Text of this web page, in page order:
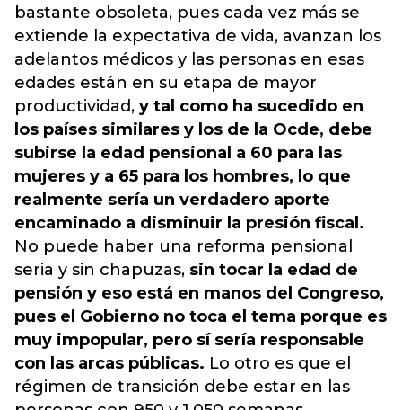
bastante obsoleta, pues cada vez más se
extiende la expectativa de vida, avanzan los
adelantos médicos y las personas en esas
edades están en su etapa de mayor
productividad, y tal como ha sucedido en
los países similares y los de la Ocde, debe
subirse la edad pensional a 60 para las
mujeres y a 65 para los hombres, lo que
realmente sería un verdadero aporte
encaminado a disminuir la presión fiscal.
No puede haber una reforma pensional
seria y sin chapuzas, sin tocar la edad de
pensión y eso está en manos del Congreso,
pues el Gobierno no toca el tema porque es
muy impopular, pero sí sería responsable
con las arcas públicas. Lo otro es que el
régimen de transición debe estar en las